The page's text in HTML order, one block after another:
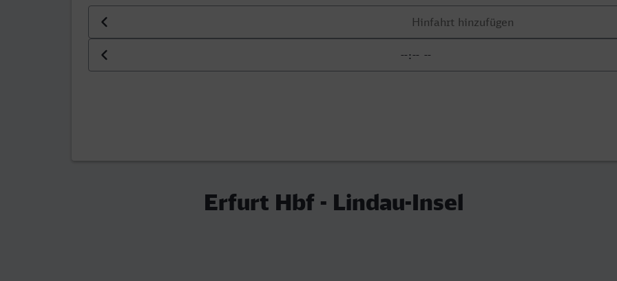
Datum der Hinfahrt
Uhrzeit der Hinfahrt
Erfurt Hbf - Lindau-Insel